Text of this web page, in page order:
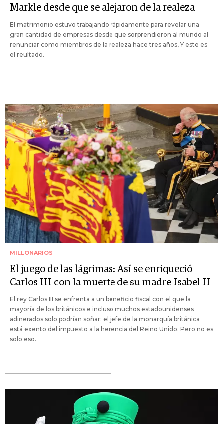
Markle desde que se alejaron de la realeza
El matrimonio estuvo trabajando rápidamente para revelar una
gran cantidad de empresas desde que sorprendieron al mundo al
renunciar como miembros de la realeza hace tres años, Y este es
el reultado.
MILLONARIOS
El juego de las lágrimas: Así se enriqueció
Carlos III con la muerte de su madre Isabel II
El rey Carlos III se enfrenta a un beneficio fiscal con el que la
mayoría de los británicos e incluso muchos estadounidenses
adinerados solo podrían soñar: el jefe de la monarquía británica
está exento del impuesto a la herencia del Reino Unido. Pero no es
solo eso.